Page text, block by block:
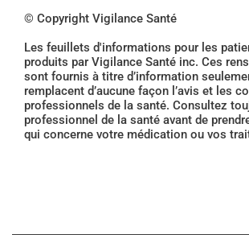
© Copyright Vigilance Santé
Les feuillets d'informations pour les
produits par Vigilance Santé inc. Ces
sont fournis à titre d’information
remplacent d’aucune façon l’avis et les
professionnels de la santé. Consultez
professionnel de la santé avant de
qui concerne votre médication ou vos